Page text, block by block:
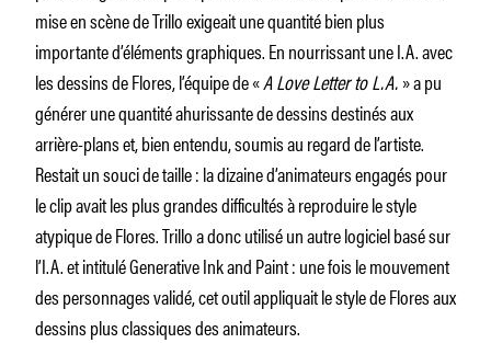
mise en scène de Trillo exigeait une quantité bien plus
importante d’éléments graphiques. En nourrissant une I.A. avec
les dessins de Flores, l’équipe de «A Love Letter to L.A.» a pu
générer une quantité ahurissante de dessins destinés aux
arrière-plans et, bien entendu, soumis au regard de l’artiste.
Restait un souci de taille : la dizaine d’animateurs engagés pour
le clip avait les plus grandes difficultés à reproduire le style
atypique de Flores. Trillo a donc utilisé un autre logiciel basé sur
l’I.A. et intitulé Generative Ink and Paint : une fois le mouvement
des personnages validé, cet outil appliquait le style de Flores aux
dessins plus classiques des animateurs.